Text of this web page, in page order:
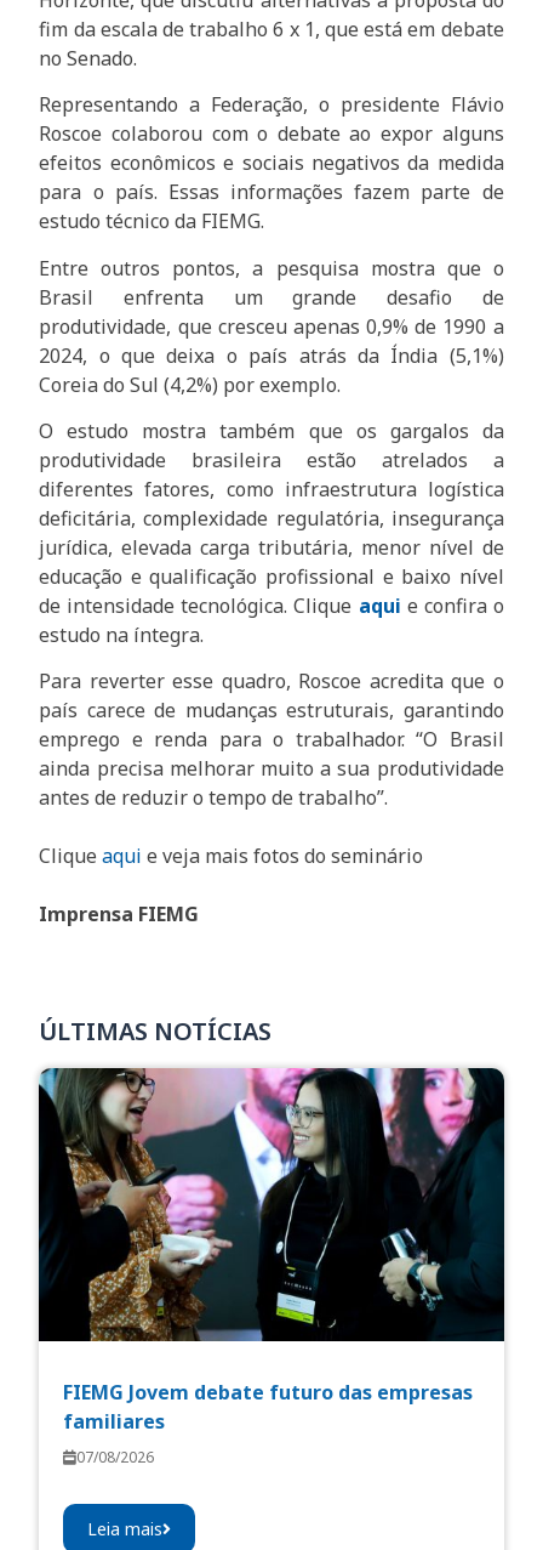
fim da escala de trabalho 6 x 1, que está em debate
no Senado.
Representando a Federação, o presidente Flávio
Roscoe colaborou com o debate ao expor alguns
efeitos econômicos e sociais negativos da medida
para o país. Essas informações fazem parte de
estudo técnico da FIEMG.
Entre outros pontos, a pesquisa mostra que o
Brasil enfrenta um grande desafio de
produtividade, que cresceu apenas 0,9% de 1990 a
2024, o que deixa o país atrás da Índia (5,1%)
Coreia do Sul (4,2%) por exemplo.
O estudo mostra também que os gargalos da
produtividade brasileira estão atrelados a
diferentes fatores, como infraestrutura logística
deficitária, complexidade regulatória, insegurança
jurídica, elevada carga tributária, menor nível de
educação e qualificação profissional e baixo nível
de intensidade tecnológica. Clique aqui e confira o
estudo na íntegra.
Para reverter esse quadro, Roscoe acredita que o
país carece de mudanças estruturais, garantindo
emprego e renda para o trabalhador. “O Brasil
ainda precisa melhorar muito a sua produtividade
antes de reduzir o tempo de trabalho”.
Cliqueaqui e veja mais fotos do seminário
Imprensa FIEMG
ÚLTIMAS NOTÍCIAS
FIEMG Jovem debate futuro das empresas
familiares
07/08/2026
Leia mais